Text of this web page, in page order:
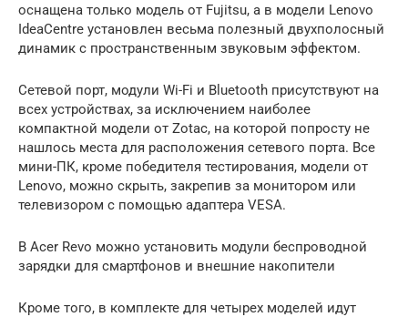
оснащена только модель от Fujitsu, а в модели Lenovo
IdeaCentre установлен весьма полезный двухполосный
динамик с пространственным звуковым эффектом.
Сетевой порт, модули Wi-Fi и Bluetooth присутствуют на
всех устройствах, за исключением наиболее
компактной модели от Zotac, на которой попросту не
нашлось места для расположения сетевого порта. Все
мини-ПК, кроме победителя тестирования, модели от
Lenovo, можно скрыть, закрепив за монитором или
телевизором с помощью адаптера VESA.
В Acer Revo можно установить модули беспроводной
зарядки для смартфонов и внешние накопители
Кроме того, в комплекте для четырех моделей идут